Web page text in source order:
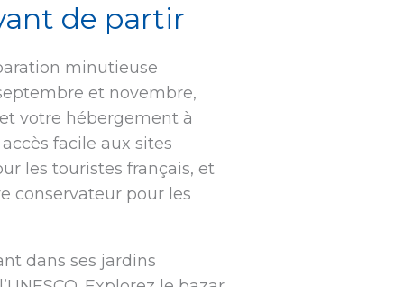
de partir
minutieuse
et novembre,
votre hébergement à
facile aux sites
les touristes français, et
conservateur pour les
dans ses jardins